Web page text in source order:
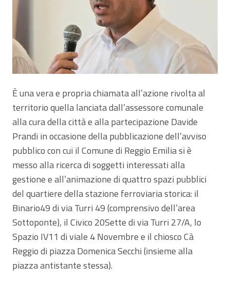
È una vera e propria chiamata all’azione rivolta al
territorio quella lanciata dall’assessore comunale
alla cura della città e alla partecipazione Davide
Prandi in occasione della pubblicazione dell’avviso
pubblico con cui il Comune di Reggio Emilia si è
messo alla ricerca di soggetti interessati alla
gestione e all’animazione di quattro spazi pubblici
del quartiere della stazione ferroviaria storica: il
Binario49 di via Turri 49 (comprensivo dell’area
Sottoponte), il Civico 20Sette di via Turri 27/A, lo
Spazio IV11 di viale 4 Novembre e il chiosco Cà
Reggio di piazza Domenica Secchi (insieme alla
piazza antistante stessa).